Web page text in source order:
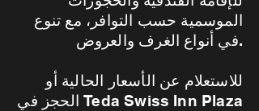
الموسمية حسب التوافر، مع تنوع
في أنواع الغرف والعروض.
للاستعلام عن الأسعار الحالية أو
الحجز في Teda Swiss Inn Plaza